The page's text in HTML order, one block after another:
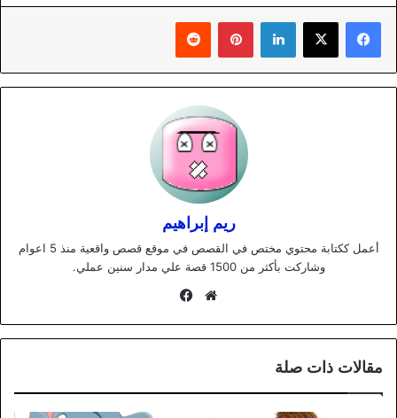
لينكدإن بينتيريست
ريم إبراهيم
أعمل ككتابة محتوي مختص في القصص في موقع قصص واقعية منذ 5 اعوام
وشاركت بأكثر من 1500 قصة علي مدار سنين عملي.
موقع
مقالات ذات صلة